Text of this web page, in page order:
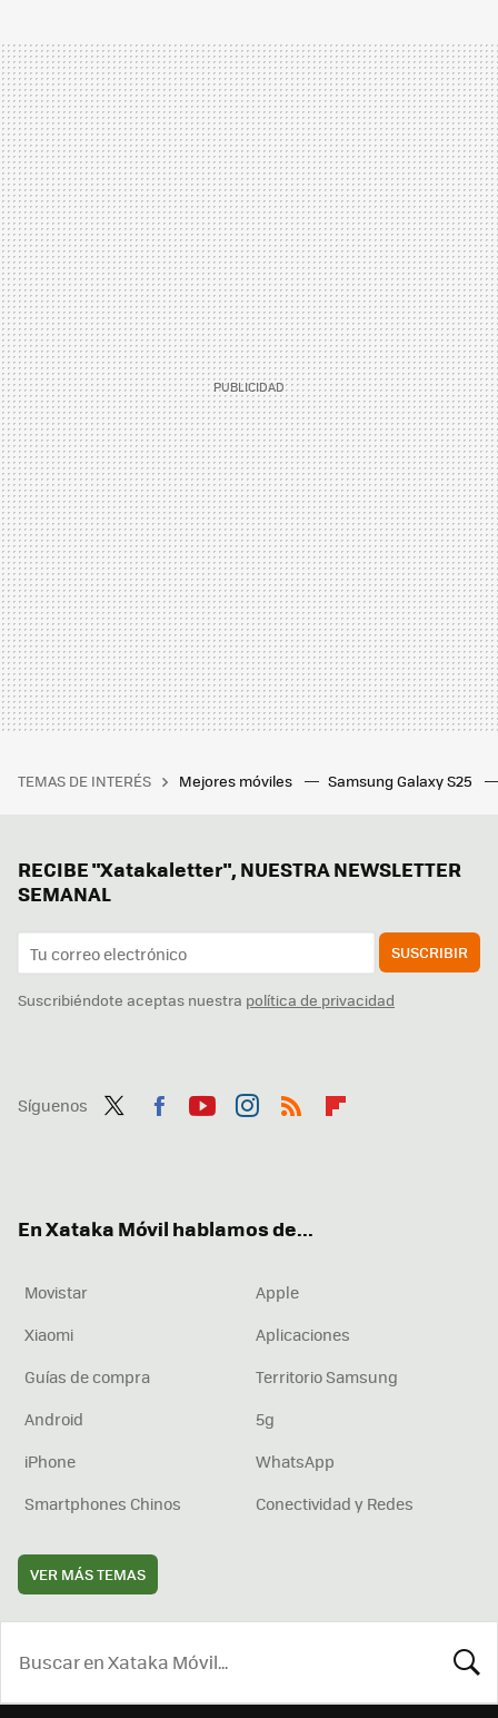
TEMAS DE INTERÉS Mejores móviles Samsung Galaxy S25
RECIBE "Xatakaletter", NUESTRA NEWSLETTER
SEMANAL
SUSCRIBIR
Suscribiéndote aceptas nuestra política de privacidad
Síguenos
En Xataka Móvil hablamos de...
Movistar
Apple
Xiaomi
Aplicaciones
Guías de compra
Territorio Samsung
Android
5g
iPhone
WhatsApp
Smartphones Chinos
Conectividad y Redes
VER MÁS TEMAS